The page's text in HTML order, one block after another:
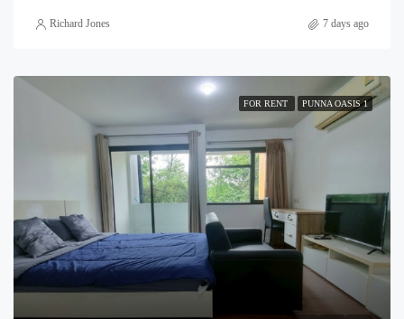
Richard Jones 7 days ago
FOR RENT PUNNA OASIS 1